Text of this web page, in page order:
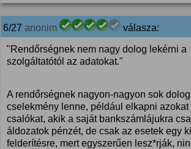
6/27 anonim válasza:
"Rendőrségnek nem nagy dolog lekérni a
szolgáltatótól az adatokat."
A rendőrségnek nagyon-nagyon sok
cselekmény lenne, például elkapni azokat
csalókat, akik a saját bankszámlájukra
áldozatok pénzét, de csak az esetek egy
felderítésre, mert egyszerűen lesz*rják,